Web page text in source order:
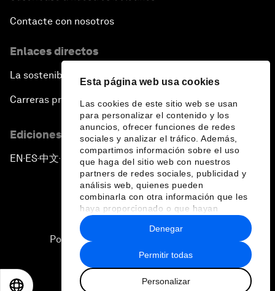
Esta página web usa cookies
Las cookies de este sitio web se usan
para personalizar el contenido y los
anuncios, ofrecer funciones de redes
sociales y analizar el tráfico. Además,
compartimos información sobre el uso
que haga del sitio web con nuestros
partners de redes sociales, publicidad y
análisis web, quienes pueden
combinarla con otra información que les
haya proporcionado o que hayan
recopilado a partir del uso que haya
hecho de sus servicios.
Permitir todas
Personalizar
Denegar
Contacte con nosotros
Enlaces directos
La sostenibilidad en el Foro
Carreras profesionales
Ediciones en otros idiomas
EN ▪ES▪中文▪ 日本語
Política de privacidad y normas de uso
Sitemap
2026 Foro Económico Mundial